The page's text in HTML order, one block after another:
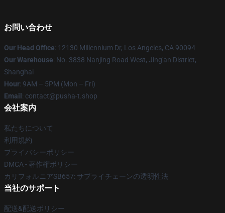
お問い合わせ
Our Head Office: 12130 Millennium Dr, Los Angeles, CA 90094
Our Warehouse: No. 3838 Nanjing Road West, Jing'an District,
Shanghai
Hour: 9AM – 5PM (Mon – Fri)
Email : contact@pusha-t.shop
会社案内
私たちについて
利用規約
プライバシーポリシー
DMCA - 著作権ポリシー
カリフォルニアSB657: サプライチェーンの透明性法
当社のサポート
配送&配送ポリシー